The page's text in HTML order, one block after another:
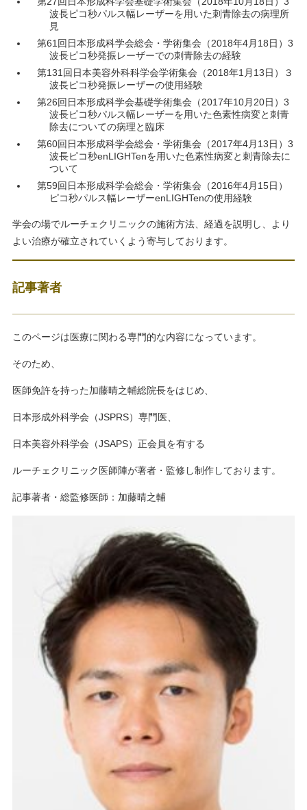
波長ピコ秒パルス幅レーザーを用いた刺青除去の病理所
見
第61回日本形成科学会総会・学術集会（2018年4月18日）3
波長ピコ秒発振レーザーでの刺青除去の経験
第131回日本美容外科科学会学術集会（2018年1月13日）３
波長ピコ秒発振レーザーの使用経験
第26回日本形成科学会基礎学術集会（2017年10月20日）3
波長ピコ秒パルス幅レーザーを用いた色素性病変と刺青
除去についての病理と臨床
第60回日本形成科学会総会・学術集会（2017年4月13日）3
波長ピコ秒enLIGHTenを用いた色素性病変と刺青除去に
ついて
第59回日本形成科学会総会・学術集会（2016年4月15日）
ピコ秒パルス幅レーザーenLIGHTenの使用経験
学会の場でルーチェクリニックの施術方法、経過を説明し、より
よい治療が確立されていくよう寄与しております。
記事著者
このページは医療に関わる専門的な内容になっています。
そのため、
医師免許を持った加藤晴之輔総院長をはじめ、
日本形成外科学会（JSPRS）専門医、
日本美容外科学会（JSAPS）正会員を有する
ルーチェクリニック医師陣が著者・監修し制作しております。
記事著者・総監修医師：加藤晴之輔